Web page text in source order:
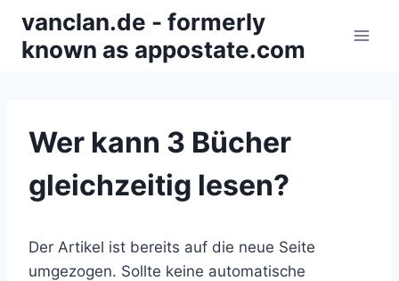
Inhalt
springen
vanclan.de - formerly
known as appostate.com
Wer kann 3 Bücher
gleichzeitig lesen?
Der Artikel ist bereits auf die neue Seite
umgezogen. Sollte keine automatische